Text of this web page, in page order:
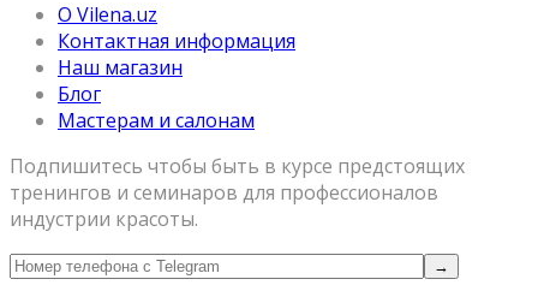
О Vilena.uz
Контактная информация
Наш магазин
Блог
Мастерам и салонам
Подпишитесь чтобы быть в курсе предстоящих
тренингов и семинаров для профессионалов
индустрии красоты.